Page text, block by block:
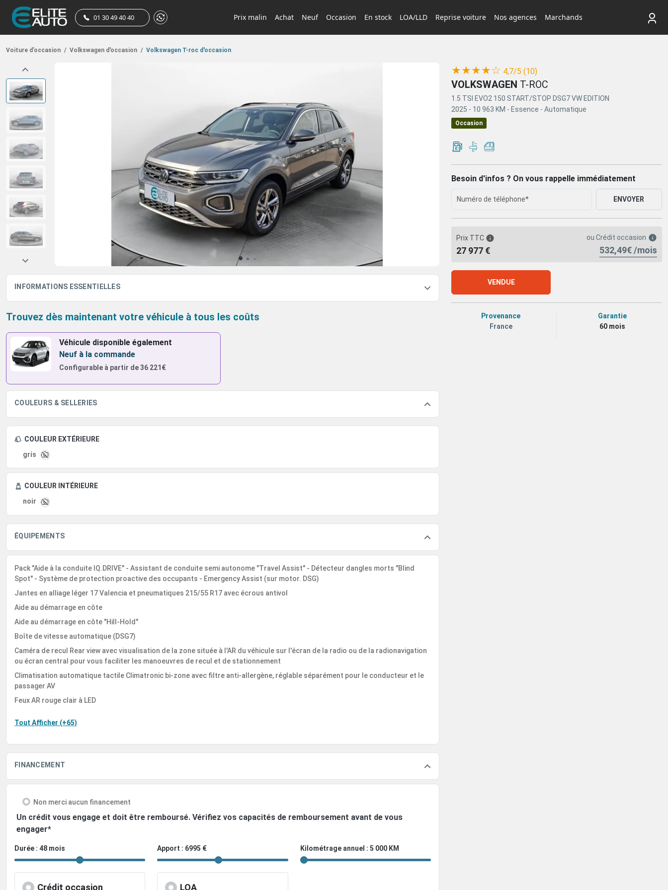
01 30 49 40 40 Prix malin Achat Neuf Occasion En stock LOA/LLD Reprise voiture Nos agences Marchands
Voiture d’occasion / Volkswagen d'occasion / Volkswagen T-roc d'occasion
INFORMATIONS ESSENTIELLES
Trouvez dès maintenant votre véhicule à tous les coûts
Véhicule disponible également
Neuf à la commande
Configurable à partir de36 221€
COULEURS & SELLERIES
COULEUR EXTÉRIEURE
gris
COULEUR INTÉRIEURE
noir
ÉQUIPEMENTS
Pack "Aide à la conduite IQ.DRIVE" - Assistant de conduite semi autonome "Travel Assist" - Détecteur dangles morts "Blind
Spot" - Système de protection proactive des occupants - Emergency Assist (sur motor. DSG)
Jantes en alliage léger 17 Valencia et pneumatiques 215/55 R17 avec écrous antivol
Aide au démarrage en côte
Aide au démarrage en côte "Hill-Hold"
Boîte de vitesse automatique (DSG7)
Caméra de recul Rear view avec visualisation de la zone située à l'AR du véhicule sur l'écran de la radio ou de la radionavigation
ou écran central pour vous faciliter les manoeuvres de recul et de stationnement
Climatisation automatique tactile Climatronic bi-zone avec filtre anti-allergène, réglable séparément pour le conducteur et le
passager AV
Feux AR rouge clair à LED
Tout Afficher (+65)
FINANCEMENT
Non merci aucun financement
Un crédit vous engage et doit être remboursé. Vérifiez vos capacités de remboursement avant de vous
engager*
Durée : 48 mois Apport : 6995 € Kilométrage annuel : 5 000 KM
Crédit occasion LOA
(*)
★
(*)★
(*) ★
(*) ★
(*) ☆ 4,7/5 (10)
VOLKSWAGEN T-ROC
1.5 TSI EVO2 150 START/STOP DSG7 VW EDITION
2025 - 10 963 KM - Essence - Automatique
Occasion
Besoin d'infos ? On vous rappelle immédiatement
ENVOYER
Prix TTC
27 977 €
ou Crédit occasion
532,49€ /mois
VENDUE
Provenance
France
Garantie
60 mois